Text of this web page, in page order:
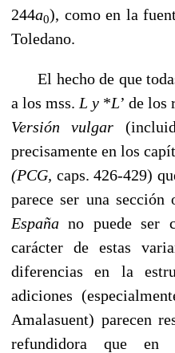
244a0), como en la
Toledano.
El hecho de que
a los mss. L y *L’ de los
Versión vulgar
precisamente en los
(PCG, caps. 426-429)
parece ser una
Españano puede ser
carácter de estas
diferencias en la
adiciones
Amalasuent) parecen
refundidora que en